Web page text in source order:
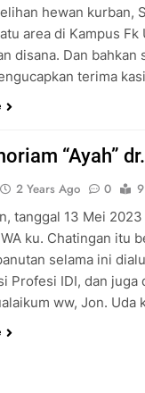
hewan kurban,
area di Kampus
disana. Dan
terima
“Ayah”
2 Years Ago 0
tanggal 13 Mei
ku. Chatingan itu
selama ini
Profesi IDI, dan
ww, Jon.